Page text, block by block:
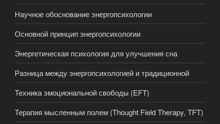
Научное обоснование энергопсихологии
Основной принцип энергопсихологии
Энергетическая психология для улучшения сна
Разница между энергопсихологией и традиционной
Техника эмоциональной свободы (EFT)
Терапия мысленным полем (Thought Field Therapy, TFT)